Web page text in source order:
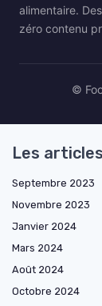
alimentaire.
zéro contenu
©
Les
Septembre 2023
Novembre 2023
Janvier 2024
Mars 2024
Août 2024
Octobre 2024